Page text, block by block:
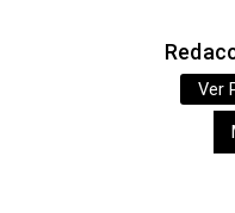
Ver